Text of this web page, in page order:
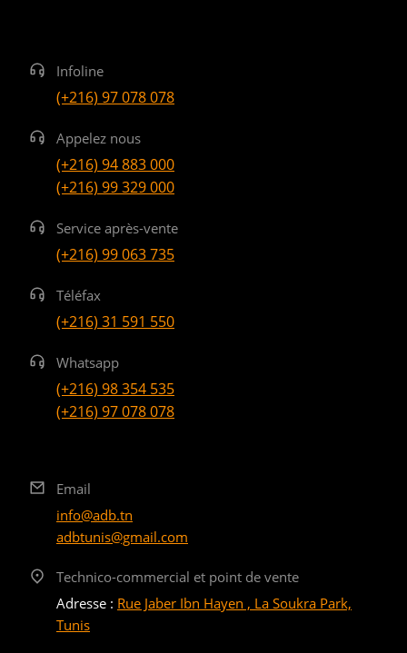
Infoline
(+216) 97 078 078
Appelez nous
(+216) 94 883 000
(+216) 99 329 000
Service après-vente
(+216) 99 063 735
Téléfax
(+216) 31 591 550
Whatsapp
(+216) 98 354 535
(+216) 97 078 078
Email
info@adb.tn
adbtunis@gmail.com
Technico-commercial et point de vente
Adresse : Rue Jaber Ibn Hayen , La Soukra Park,
Tunis